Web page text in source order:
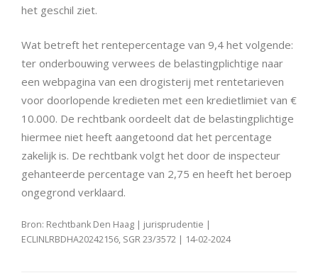
het geschil ziet.
Wat betreft het rentepercentage van 9,4 het volgende:
ter onderbouwing verwees de belastingplichtige naar
een webpagina van een drogisterij met rentetarieven
voor doorlopende kredieten met een kredietlimiet van €
10.000. De rechtbank oordeelt dat de belastingplichtige
hiermee niet heeft aangetoond dat het percentage
zakelijk is. De rechtbank volgt het door de inspecteur
gehanteerde percentage van 2,75 en heeft het beroep
ongegrond verklaard.
Bron: Rechtbank Den Haag | jurisprudentie |
ECLINLRBDHA20242156, SGR 23/3572 | 14-02-2024